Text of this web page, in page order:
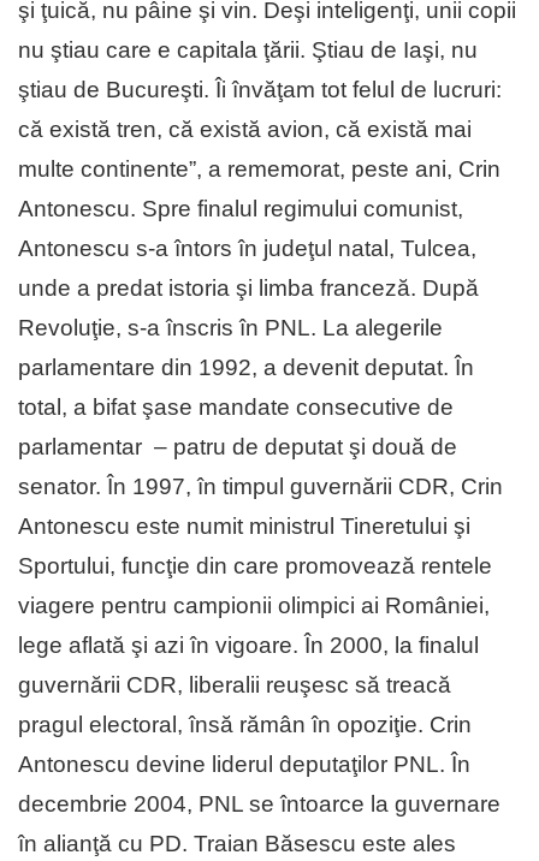
şi ţuică, nu pâine şi vin. Deşi inteligenţi, unii copii
nu ştiau care e capitala ţării. Ştiau de Iaşi, nu
ştiau de Bucureşti. Îi învăţam tot felul de lucruri:
că există tren, că există avion, că există mai
multe continente”, a rememorat, peste ani, Crin
Antonescu. Spre finalul regimului comunist,
Antonescu s-a întors în judeţul natal, Tulcea,
unde a predat istoria şi limba franceză. După
Revoluţie, s-a înscris în PNL. La alegerile
parlamentare din 1992, a devenit deputat. În
total, a bifat şase mandate consecutive de
parlamentar – patru de deputat şi două de
senator. În 1997, în timpul guvernării CDR, Crin
Antonescu este numit ministrul Tineretului şi
Sportului, funcţie din care promovează rentele
viagere pentru campionii olimpici ai României,
lege aflată şi azi în vigoare. În 2000, la finalul
guvernării CDR, liberalii reuşesc să treacă
pragul electoral, însă rămân în opoziţie. Crin
Antonescu devine liderul deputaţilor PNL. În
decembrie 2004, PNL se întoarce la guvernare
în alianţă cu PD. Traian Băsescu este ales